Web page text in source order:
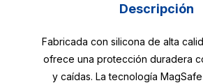
Descripción
Fabricada con silicona de alta
ofrece una protección duradera
y caídas. La tecnología